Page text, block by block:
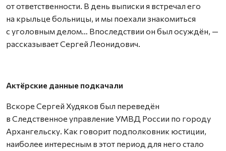
от ответственности. В день выписки я встречал его
на крыльце больницы, и мы поехали знакомиться
с уголовным делом… Впоследствии он был осуждён, —
рассказывает Сергей Леонидович.
Актёрские данные подкачали
Вскоре Сергей Худяков был переведён
в Следственное управление УМВД России по городу
Архангельску. Как говорит подполковник юстиции,
наиболее интересным в этот период для него стало